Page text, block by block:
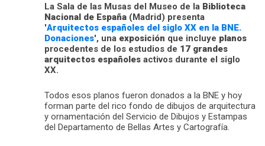
La Sala de las Musas del Museo de la Biblioteca
Nacional de España (Madrid) presenta
'Arquitectos españoles del siglo XX en la BNE.
Donaciones', una exposición que incluye planos
procedentes de los estudios de 17 grandes
arquitectos españoles activos durante el siglo
XX.
Todos esos planos fueron donados a la BNE y hoy
forman parte del rico fondo de dibujos de arquitectura
y ornamentación del Servicio de Dibujos y Estampas
del Departamento de Bellas Artes y Cartografía.